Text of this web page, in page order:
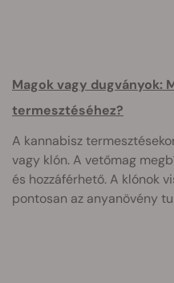
Magok vagy dugványok:
termesztéséhez?
A kannabisz
vagy klón. A vetőmag
és hozzáférhető. A klónok
pontosan az anyanövény